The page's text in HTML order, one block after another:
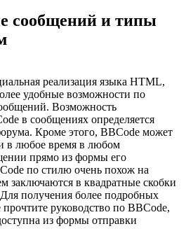
сообщений и типы
реализация языка HTML,
удобные возможности по
Возможность
в сообщениях определяется
Кроме этого, BBCode может
в любое время в любом
прямо из формы его
по стилю очень похож на
заключаются в квадратные скобки
получения более подробных
руководство по BBCode,
из формы отправки